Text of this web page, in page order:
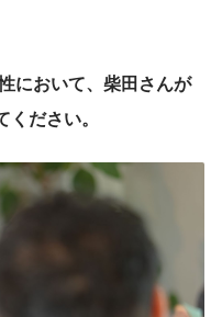
において、柴田さんが
ださい。